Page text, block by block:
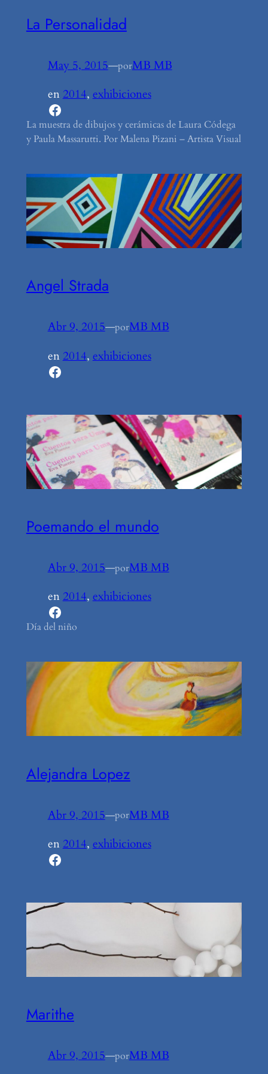
La Personalidad
May 5, 2015—porMB MB
en2014, exhibiciones
Facebook
La muestra de dibujos y cerámicas de Laura Códega
y Paula Massarutti. Por Malena Pizani – Artista Visual
Angel Strada
Abr 9, 2015—porMB MB
en 2014, exhibiciones
Facebook
Poemando el mundo
Abr 9, 2015—porMB MB
en2014, exhibiciones
Facebook
Día del niño
Alejandra Lopez
Abr 9, 2015—porMB MB
en 2014, exhibiciones
Facebook
Marithe
Abr 9, 2015—porMB MB